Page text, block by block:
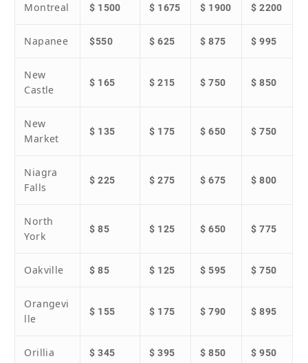
Montreal $ 1500 $ 1675 $ 1900 $ 2200
Napanee $550 $ 625 $ 875 $ 995
New
Castle
$ 165 $ 215 $ 750 $ 850
New
Market
$ 135 $ 175 $ 650 $ 750
Niagra
Falls
$ 225 $ 275 $ 675 $ 800
North
York
$ 85 $ 125 $ 650 $ 775
Oakville $ 85 $ 125 $ 595 $ 750
Orangevi
lle
$ 155 $ 175 $ 790 $ 895
Orillia $ 345 $ 395 $ 850 $ 950